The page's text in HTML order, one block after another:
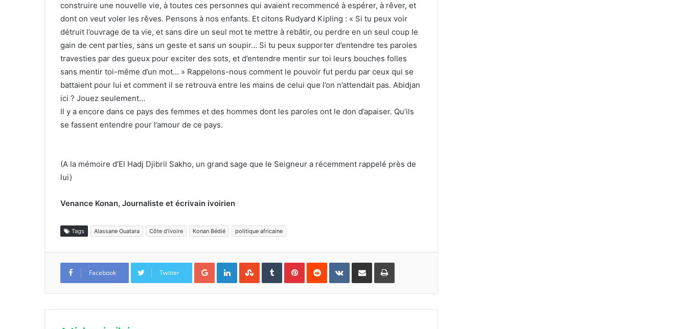
construire une nouvelle vie, à toutes ces personnes qui avaient recommencé à espérer, à rêver, et
dont on veut voler les rêves. Pensons à nos enfants. Et citons Rudyard Kipling : « Si tu peux voir
détruit l’ouvrage de ta vie, et sans dire un seul mot te mettre à rebâtir, ou perdre en un seul coup le
gain de cent parties, sans un geste et sans un soupir… Si tu peux supporter d’entendre tes paroles
travesties par des gueux pour exciter des sots, et d’entendre mentir sur toi leurs bouches folles
sans mentir toi-même d’un mot… » Rappelons-nous comment le pouvoir fut perdu par ceux qui se
battaient pour lui et comment il se retrouva entre les mains de celui que l’on n’attendait pas. Abidjan
ici ? Jouez seulement…
Il y a encore dans ce pays des femmes et des hommes dont les paroles ont le don d’apaiser. Qu’ils
se fassent entendre pour l’amour de ce pays.
(A la mémoire d’El Hadj Djibril Sakho, un grand sage que le Seigneur a récemment rappelé près de
lui)
Venance Konan, Journaliste et écrivain ivoirien
Tags Alassane Ouatara Côte d'ivoire Konan Bédié politique africaine
Facebook Twitter
Google+LinkedinStumbleUpon
TumblrPinterestReddit VKontakte
Partager par email Imprimer